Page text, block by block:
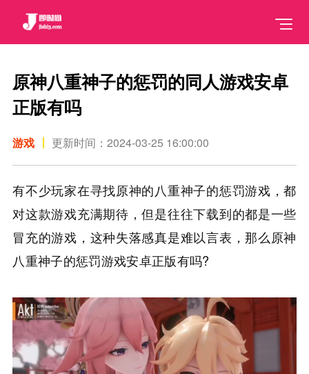
原神八重神子的惩罚的同人游戏安卓
正版有吗
游戏 更新时间：2024-03-25 16:00:00
有不少玩家在寻找原神的八重神子的惩罚游戏，都
对这款游戏充满期待，但是往往下载到的都是一些
冒充的游戏，这种失落感真是难以言表，那么原神
八重神子的惩罚游戏安卓正版有吗?